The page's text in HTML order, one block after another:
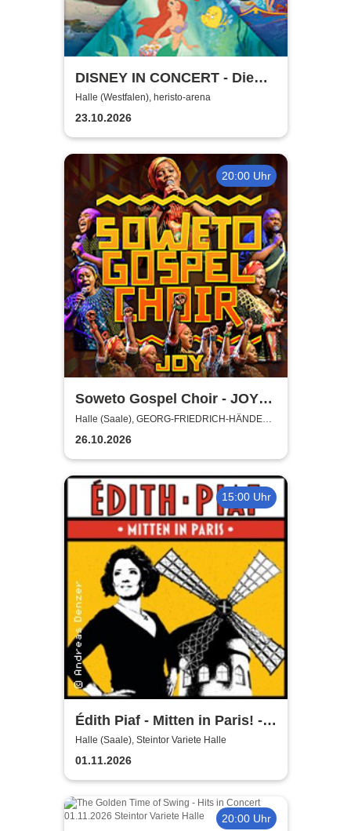
DISNEY IN CONCERT - Die
Jubiläumstournee mit dem
Hollywood Sound Orchestra
Halle (Westfalen), heristo-arena
23.10.2026
20:00 Uhr
Soweto Gospel Choir - JOY!
(Zulu: Injabulo)
Halle (Saale), GEORG-FRIEDRICH-HÄNDEL
HALLE
26.10.2026
15:00 Uhr
Édith Piaf - Mitten in Paris! -
Ein Konzertabend mit Pamela
Heuvelmans
Halle (Saale), Steintor Variete Halle
01.11.2026
20:00 Uhr